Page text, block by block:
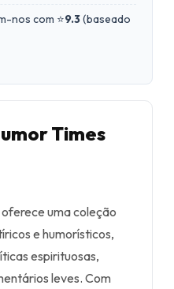
nos com ⭐9.3(baseado
Times
uma coleção
e humorísticos,
espirituosas,
leves. Com